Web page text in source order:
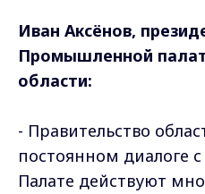
Иван Аксёнов,
Промышленной
области:
- Правительство
постоянном диалоге
Палате действуют